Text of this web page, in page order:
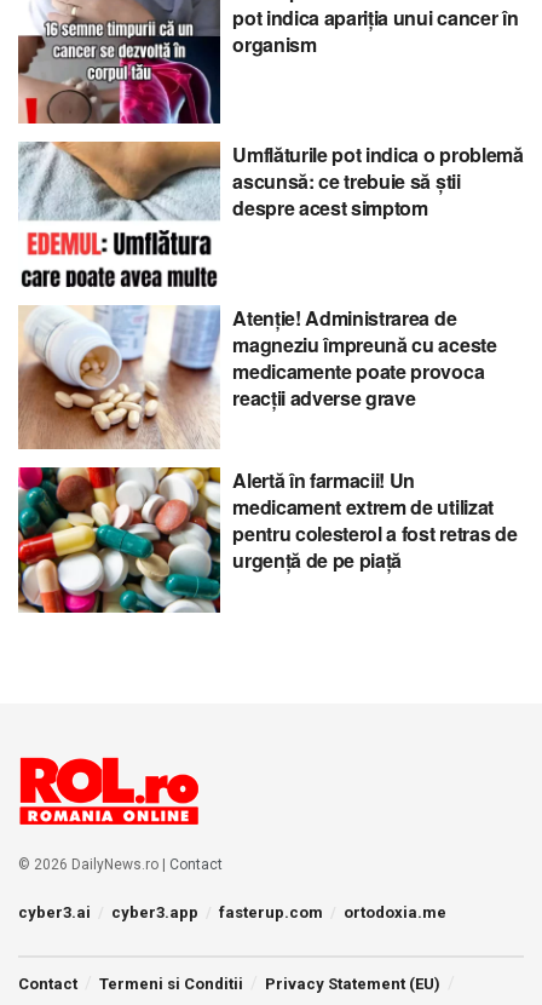
pot indica apariția unui cancer în
organism
Umflăturile pot indica o problemă
ascunsă: ce trebuie să știi
despre acest simptom
Atenție! Administrarea de
magneziu împreună cu aceste
medicamente poate provoca
reacții adverse grave
Alertă în farmacii! Un
medicament extrem de utilizat
pentru colesterol a fost retras de
urgență de pe piață
© 2026 DailyNews.ro | Contact
cyber3.ai cyber3.app fasterup.com ortodoxia.me
Contact Termeni si Conditii Privacy Statement (EU)